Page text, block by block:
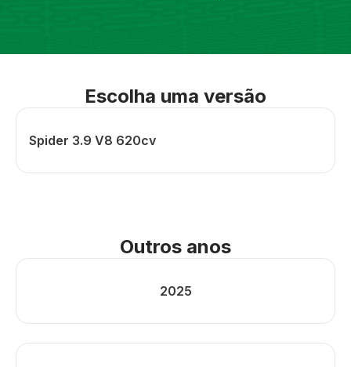
Escolha uma versão
Spider 3.9 V8 620cv
Outros anos
2025